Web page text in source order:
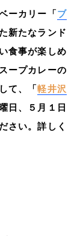
ーカリー「ブ
新たなランド
食事が楽しめ
ープカレーの
て、「軽井沢
日、５月１日
さい。詳しく